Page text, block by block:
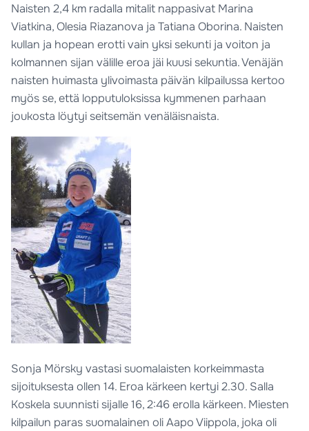
Naisten 2,4 km radalla mitalit nappasivat Marina
Viatkina, Olesia Riazanova ja Tatiana Oborina. Naisten
kullan ja hopean erotti vain yksi sekunti ja voiton ja
kolmannen sijan välille eroa jäi kuusi sekuntia. Venäjän
naisten huimasta ylivoimasta päivän kilpailussa kertoo
myös se, että lopputuloksissa kymmenen parhaan
joukosta löytyi seitsemän venäläisnaista.
Sonja Mörsky vastasi suomalaisten korkeimmasta
sijoituksesta ollen 14. Eroa kärkeen kertyi 2.30. Salla
Koskela suunnisti sijalle 16, 2:46 erolla kärkeen. Miesten
kilpailun paras suomalainen oli Aapo Viippola, joka oli